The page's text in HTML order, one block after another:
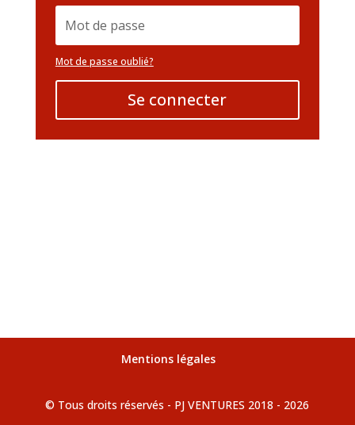
Mot de passe oublié?
Se connecter
Mentions légales
© Tous droits réservés - PJ VENTURES 2018 - 2026